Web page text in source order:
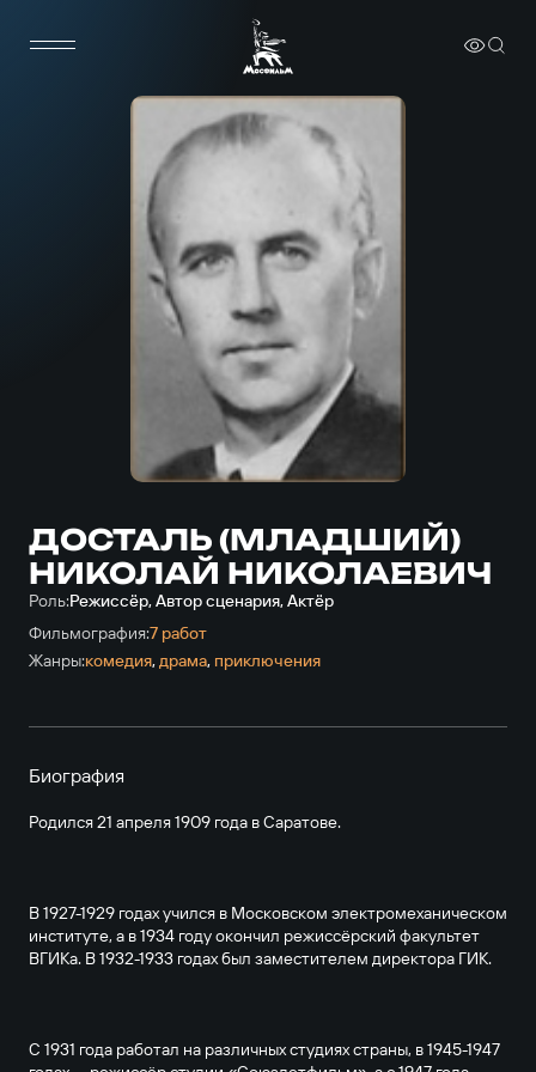
ДОСТАЛЬ (МЛАДШИЙ)
НИКОЛАЙ НИКОЛАЕВИЧ
Роль:Режиссёр, Автор сценария, Актёр
Фильмография:7 работ
Жанры:комедия,драма, приключе­ния
Биография
Родился 21 апреля 1909 года в Саратове.
В 1927-1929 годах учился в Московском электромеханическом
институте, а в 1934 году окончил режиссёрский факультет
ВГИКа. В 1932-1933 годах был заместителем директора ГИК.
С 1931 года работал на различных студиях страны, в 1945-1947